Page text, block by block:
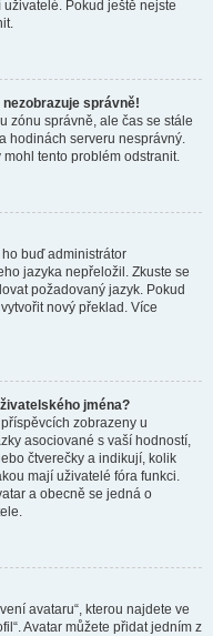
Pokud ještě nejste
správně!
zónu správně, ale čas se stále
hodinách serveru nesprávný.
tento problém odstranit.
buď administrátor
jazyka nepřeložil. Zkuste se
požadovaný jazyk. Pokud
nový překlad. Více
jména?
zobrazeny u
asociované s vaší hodností,
čtverečky a indikují, kolik
mají uživatelé fóra funkci.
a obecně se jedná o
avataru“, kterou najdete ve
Avatar můžete přidat jedním z